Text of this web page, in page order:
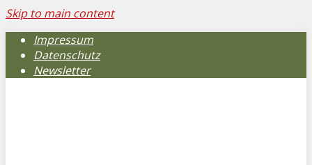
Skip to main content
Impressum
Datenschutz
Newsletter